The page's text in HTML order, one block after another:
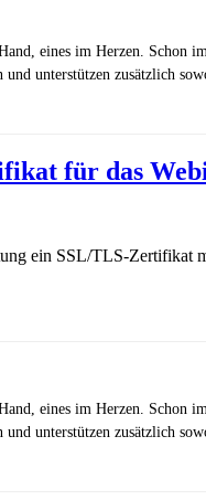
eines im Herzen.
unterstützen zusätzlich
für das
ein SSL/TLS-Zertifikat
eines im Herzen.
unterstützen zusätzlich